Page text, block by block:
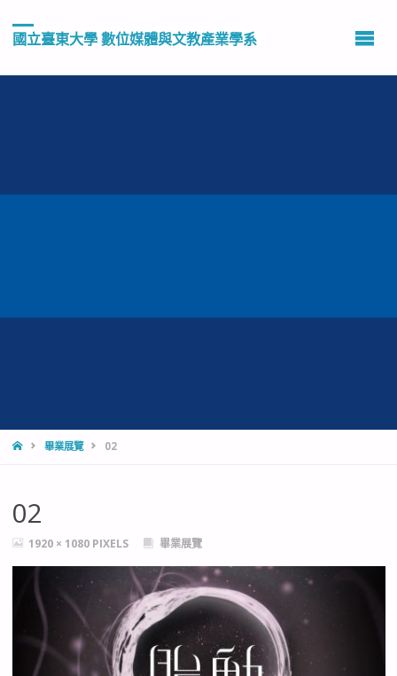
國立臺東大學 數位媒體與文教產業學系
HOME畢業展覽 02
02
FULL1920 × 1080 PIXELS 畢業展覽